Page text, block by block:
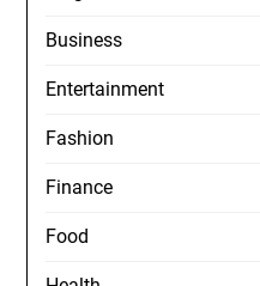
Business
Entertainment
Fashion
Finance
Food